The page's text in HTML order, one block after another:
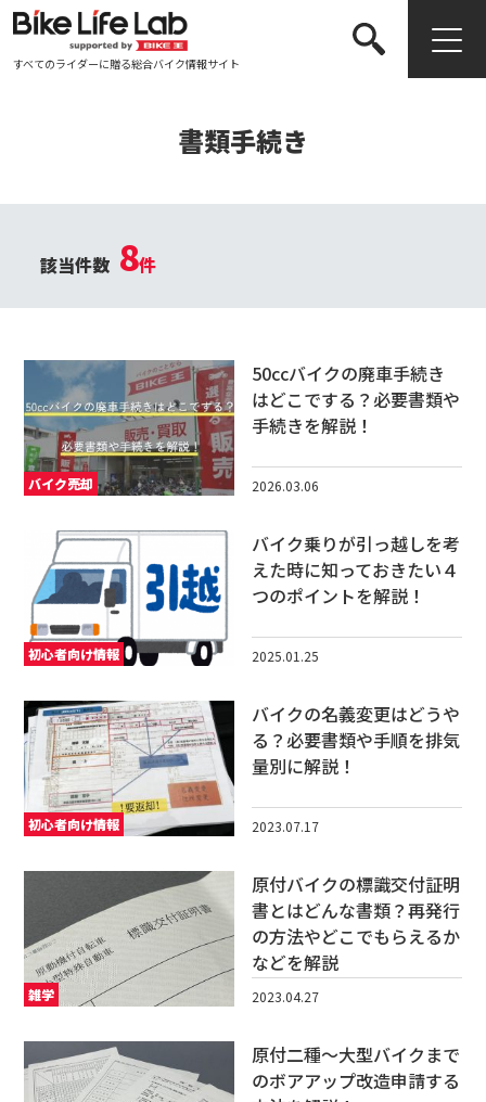
すべてのライダーに贈る総合バイク情報サイト
書類手続き
該当件数 8件
バイク売却
50ccバイクの廃車手続き
はどこでする？必要書類や
手続きを解説！
2026.03.06
初心者向け情報
バイク乗りが引っ越しを考
えた時に知っておきたい４
つのポイントを解説！
2025.01.25
初心者向け情報
バイクの名義変更はどうや
る？必要書類や手順を排気
量別に解説！
2023.07.17
雑学
原付バイクの標識交付証明
書とはどんな書類？再発行
の方法やどこでもらえるか
などを解説
2023.04.27
原付二種～大型バイクまで
のボアアップ改造申請する